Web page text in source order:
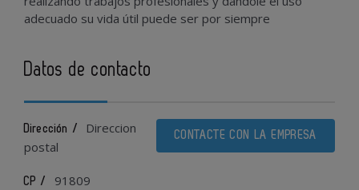
adecuado su vida útil puede ser por siempre
Datos de contacto
CONTACTE CON LA EMPRESA
Dirección /
Direccion
postal
CP / 91809